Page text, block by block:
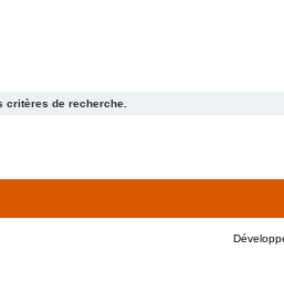
critères de recherche.